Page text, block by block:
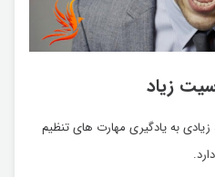
زیاد
به یادگیری مهارت های تنظیم